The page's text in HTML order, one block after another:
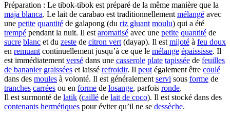
Préparation : Le tibok-tibok est préparé de la même manière que la
maja blanca. Le lait de carabao est traditionnellement mélangé avec
une petite quantité de galapong (du riz gluant moulu) qui a été
trempé pendant la nuit. Il est aromatisé avec une petite quantité de
sucre blanc et du zeste de citron vert (dayap). Il est mijoté à feu doux
en remuant continuellement jusqu’à ce que le mélange épaississe. Il
est immédiatement versé dans une casserole plate tapissée de feuilles
de bananier graissées et laissé refroidir. Il peut également être coulé
dans des moules à volonté. Il est généralement servi sous forme de
tranches carrées ou en forme de losange, parfois ronde.
Il est surmonté de latik (caillé de lait de coco). Il est stocké dans des
contenants hermétiques pour éviter qu’il ne se dessèche.